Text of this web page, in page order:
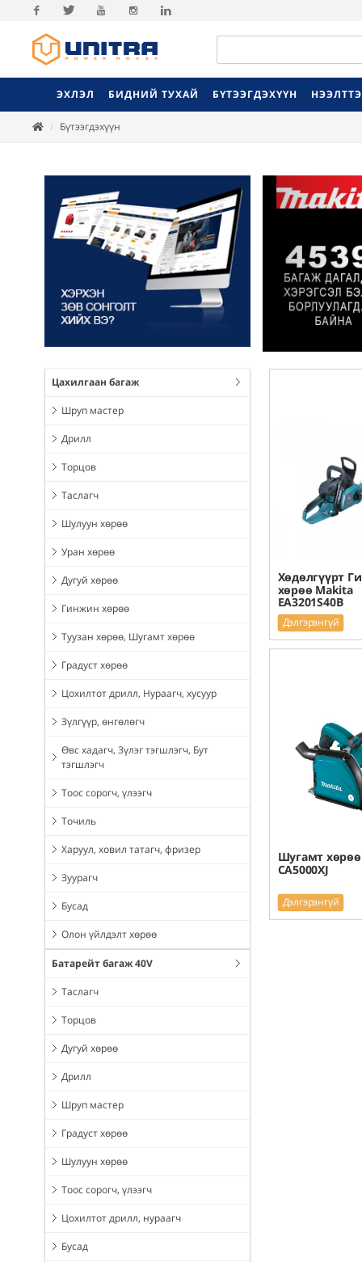
Facebook
ЭХЛЭЛ БИДНИЙ ТУХАЙ БҮТЭЭГДЭХҮҮН
Бүтээгдэхүүн
Цахилгаан багаж
Шруп мастер
Дрилл
Торцов
Таслагч
Шулуун хөрөө
Уран хөрөө
Дугуй хөрөө
Гинжин хөрөө
Туузан хөрөө, Шугамт хөрөө
Градуст хөрөө
Цохилтот дрилл, Нураагч, хусуур
Зүлгүүр, өнгөлөгч
Өвс хадагч, Зүлэг тэгшлэгч, Бут
тэгшлэгч
Тоос сорогч, үлээгч
Точиль
Харуул, ховил татагч, фризер
Зуурагч
Бусад
Олон үйлдэлт хөрөө
Батарейт багаж 40V
Таслагч
Торцов
Дугуй хөрөө
Дрилл
Шруп мастер
Градуст хөрөө
Шулуун хөрөө
Тоос сорогч, үлээгч
Цохилтот дрилл, нураагч
Бусад
Хөдөлгүүрт
хөрөө Makita
EA3201S40B
Дэлгэрэнгүй
Шугамт
CA5000XJ
Дэлгэрэнгүй